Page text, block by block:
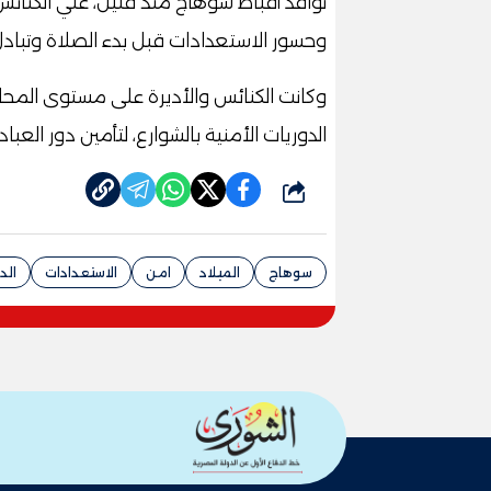
وحسور الاستعدادات قبل بدء الصلاة
وكانت الكنائس والأديرة على مستوى
الدوريات الأمنية بالشوارع، لتأمين دور
شارك
سوهاج الميلاد امن الاستعدادات